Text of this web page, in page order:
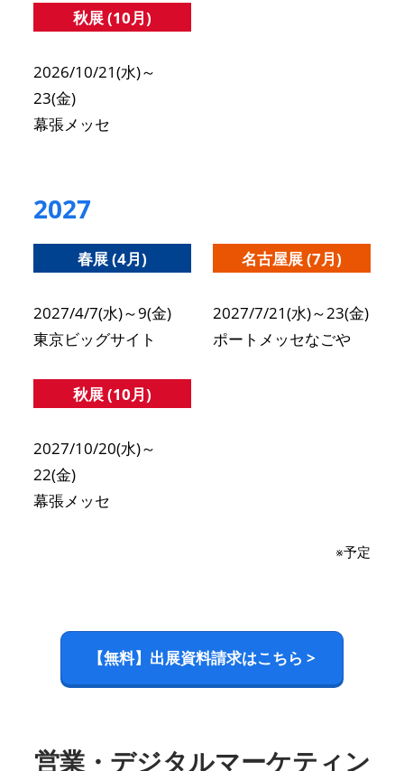
秋展 (10月)
2026/10/21(水)～
23(金)
幕張メッセ
2027
春展 (4月)
2027/4/7(水)～9(金)
東京ビッグサイト
名古屋展 (7月)
2027/7/21(水)～23(金)
ポートメッセなごや
秋展 (10月)
2027/10/20(水)～
22(金)
幕張メッセ
※予定
【無料】出展資料請求はこちら >
営業・デジタルマーケティン